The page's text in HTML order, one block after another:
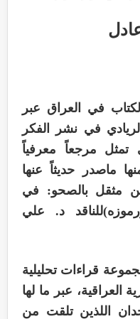
في العراق عبر
في نشر الفكر
تمثل مرجعاً معرفياً
ماصدر حديثاً عنها
مثقل بالصحو: في
د. علي
قراءات تحليلية
العراقية، عبر ما لها
اللذين تلقت من